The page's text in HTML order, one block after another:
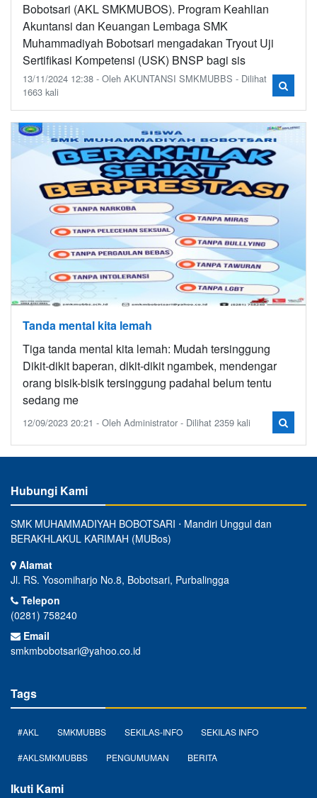
Bobotsari (AKL SMKMUBOS). Program Keahlian
Akuntansi dan Keuangan Lembaga SMK
Muhammadiyah Bobotsari mengadakan Tryout Uji
Sertifikasi Kompetensi (USK) BNSP bagi sis
13/11/2024 12:38 - Oleh AKUNTANSI SMKMUBBS - Dilihat
1663 kali
Tanda mental kita lemah
Tiga tanda mental kita lemah: Mudah tersinggung
Dikit-dikit baperan, dikit-dikit ngambek, mendengar
orang bisik-bisik tersinggung padahal belum tentu
sedang me
12/09/2023 20:21 - Oleh Administrator - Dilihat 2359 kali
Hubungi Kami
SMK MUHAMMADIYAH BOBOTSARI ⋅ Mandiri Unggul dan
BERAKHLAKUL KARIMAH (MUBos)
Alamat
Jl. RS. Yosomiharjo No.8, Bobotsari, Purbalingga
Telepon
(0281) 758240
Email
smkmbobotsari@yahoo.co.id
Tags
#AKL SMKMUBBS SEKILAS-INFO SEKILAS INFO
#AKLSMKMUBBS PENGUMUMAN BERITA
Ikuti Kami